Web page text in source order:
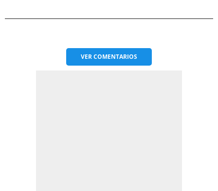
VERCOMENTARIOS